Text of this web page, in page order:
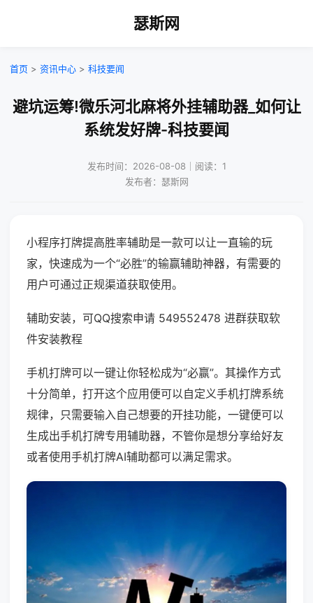
瑟斯网
首页 > 资讯中心 > 科技要闻
避坑运筹!微乐河北麻将外挂辅助器_如何让
系统发好牌-科技要闻
发布时间：2026-08-08｜阅读：1
发布者：瑟斯网
小程序打牌提高胜率辅助是一款可以让一直输的玩
家，快速成为一个“必胜”的输赢辅助神器，有需要的
用户可通过正规渠道获取使用。
辅助安装，可QQ搜索申请 549552478 进群获取软
件安装教程
手机打牌可以一键让你轻松成为“必赢”。其操作方式
十分简单，打开这个应用便可以自定义手机打牌系统
规律，只需要输入自己想要的开挂功能，一键便可以
生成出手机打牌专用辅助器，不管你是想分享给好友
或者使用手机打牌AI辅助都可以满足需求。